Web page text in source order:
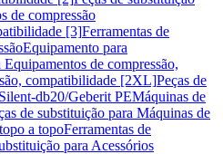
de compressão
[3]Ferramentas de
Equipamento para
de compressão,
compatibilidade [2XL]Peças de
db20/Geberit PEMáquinas de
de substituição para Máquinas de
a topoFerramentas de
para Acessórios